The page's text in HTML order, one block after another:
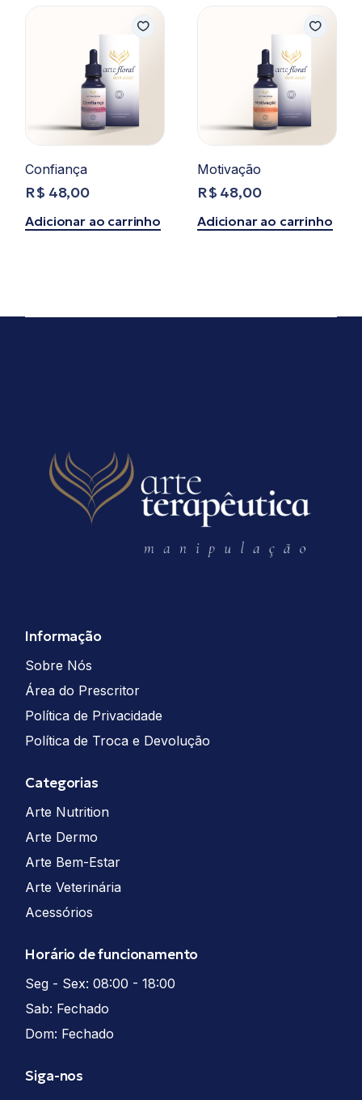
Confiança
R$ 48,00
Adicionar ao carrinho
Motivação
R$ 48,00
Adicionar ao carrinho
Informação
Sobre Nós
Área do Prescritor
Política de Privacidade
Política de Troca e Devolução
Categorias
Arte Nutrition
Arte Dermo
Arte Bem-Estar
Arte Veterinária
Acessórios
Horário de funcionamento
Seg - Sex: 08:00 - 18:00
Sab: Fechado
Dom: Fechado
Siga-nos